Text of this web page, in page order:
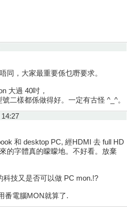
同，大家最重要係乜嘢要求。
大過 40吋，
二樣都係做得好。一定有古怪 ^_^。
和 desktop PC, 經HDMI 去 full HD
的字體真的矇矇地。不好看。放棄
技又是否可以做 PC mon.!?
番電腦MON就算了.